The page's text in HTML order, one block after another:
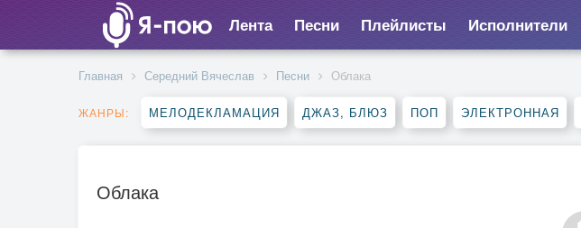
Лента Песни Плейлисты Исполнители
Главная Середний Вячеслав Песни Облака
ЖАНРЫ: МЕЛОДЕКЛАМАЦИЯ ДЖАЗ, БЛЮЗ ПОП ЭЛЕКТРОННАЯ
Облака